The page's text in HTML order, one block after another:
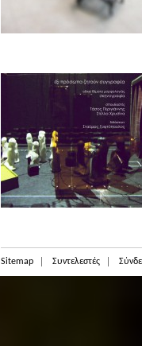
Sitemap Συντελεστές